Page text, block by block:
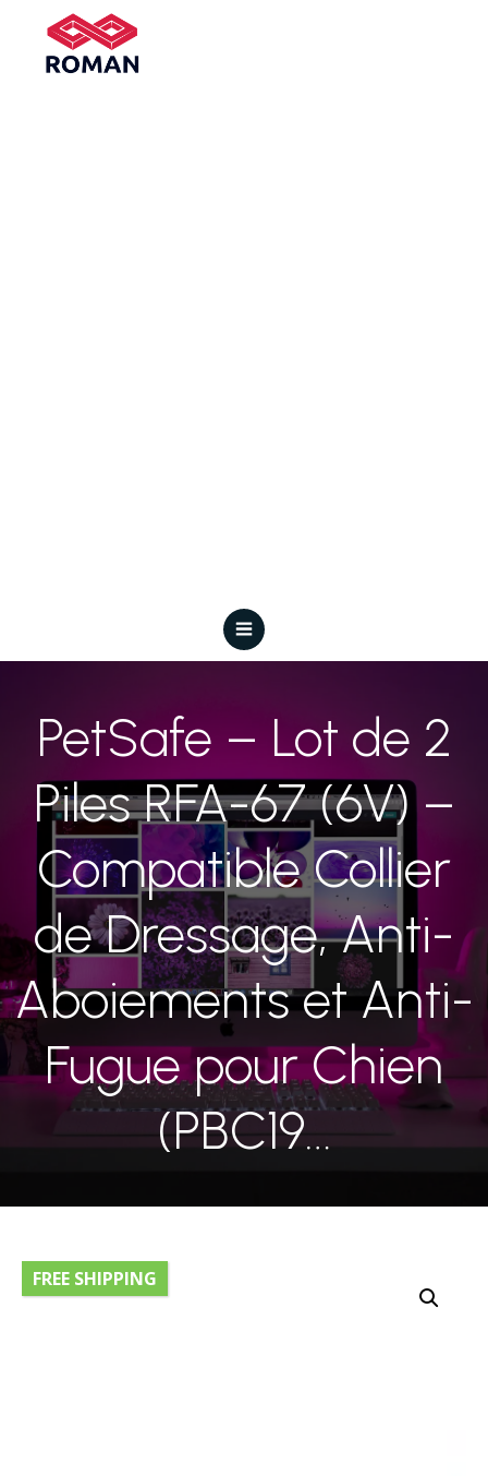
PetSafe – Lot de 2
Piles RFA-67 (6V) –
Compatible Collier
de Dressage, Anti-
Aboiements et Anti-
Fugue pour Chien
(PBC19…
FREE SHIPPING